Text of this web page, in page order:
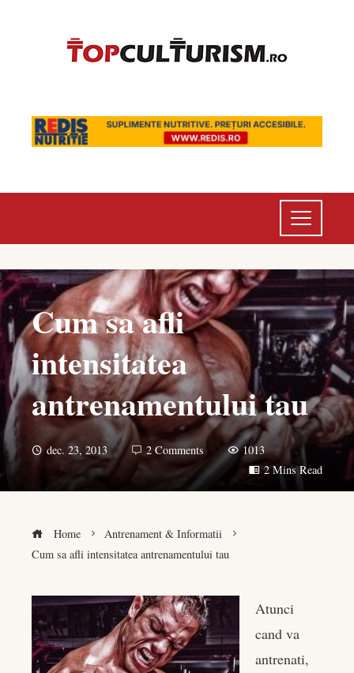
Cum sa afli
intensitatea
antrenamentului tau
dec. 23, 2013 2 Comments
1013
2 Mins Read
Home
Antrenament & Informatii
Cum sa afli intensitatea antrenamentului tau
Atunci
cand va
antrenati,